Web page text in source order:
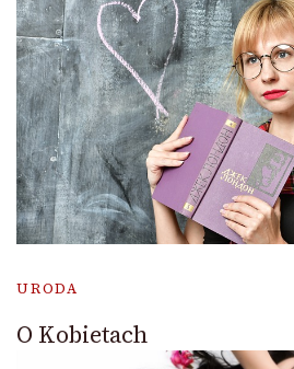
URODA
O Kobietach